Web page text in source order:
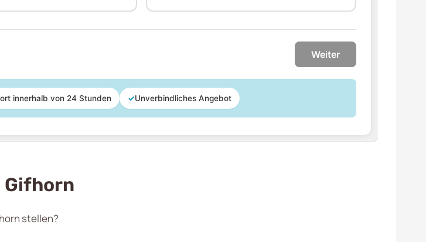
Weiter
innerhalb von 24 Stunden ✓Unverbindliches Angebot
Gifhorn
stellen?